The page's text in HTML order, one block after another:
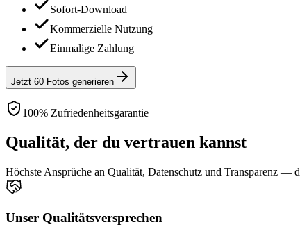
Sofort-Download
Kommerzielle Nutzung
Einmalige Zahlung
Jetzt 60 Fotos generieren
100% Zufriedenheitsgarantie
Qualität, der du vertrauen kannst
Höchste Ansprüche an Qualität, Datenschutz und Transparenz —
Unser Qualitätsversprechen